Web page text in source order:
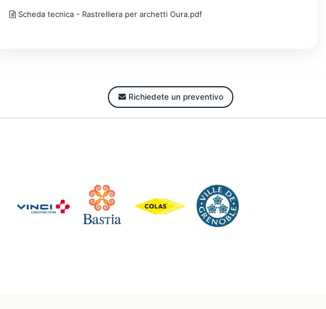
Scheda tecnica - Rastrelliera per archetti Oura.pdf
Richiedete un preventivo